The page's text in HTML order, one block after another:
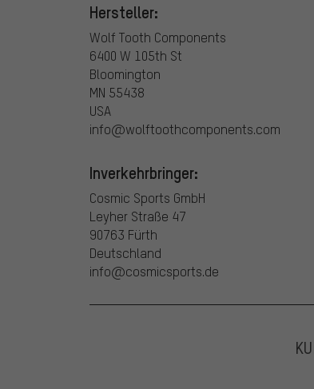
Hersteller:
Wolf Tooth Components
6400 W 105th St
Bloomington
MN 55438
USA
info@wolftoothcomponents.com
Inverkehrbringer:
Cosmic Sports GmbH
Leyher Straße 47
90763 Fürth
Deutschland
info@cosmicsports.de